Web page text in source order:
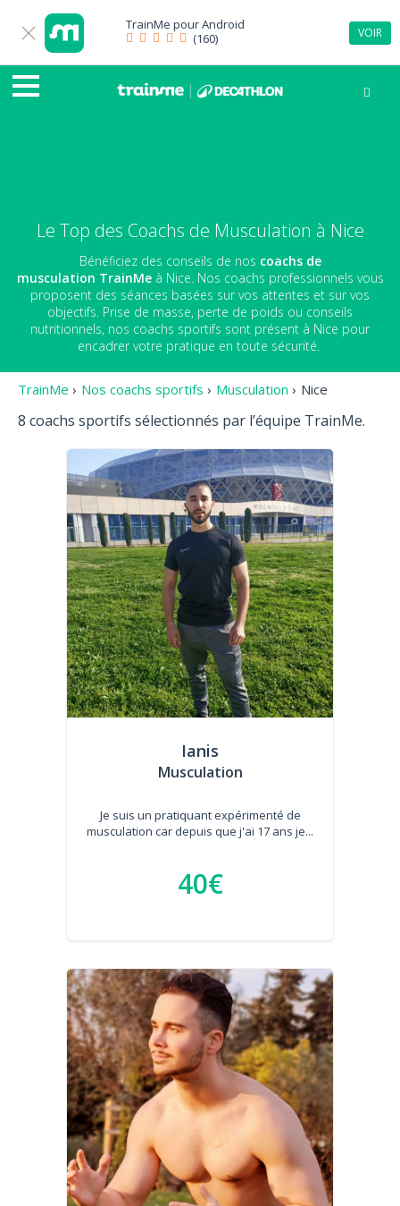
TrainMe pourAndroid
(160)
VOIR
Le Top des Coachs de Musculation à Nice
Bénéficiez des conseils de nos coachs de
musculation TrainMe à Nice. Nos coachs professionnels vous
proposent des séances basées sur vos attentes et sur vos
objectifs. Prise de masse, perte de poids ou conseils
nutritionnels, nos coachs sportifs sont présent à Nice pour
encadrer votre pratique en toute sécurité.
TrainMe › Nos coachs sportifs › Musculation › Nice
8 coachs sportifs sélectionnés par l’équipe TrainMe.
Ianis
Musculation
Je suis un pratiquant expérimenté de
musculation car depuis que j'ai 17 ans je...
40€